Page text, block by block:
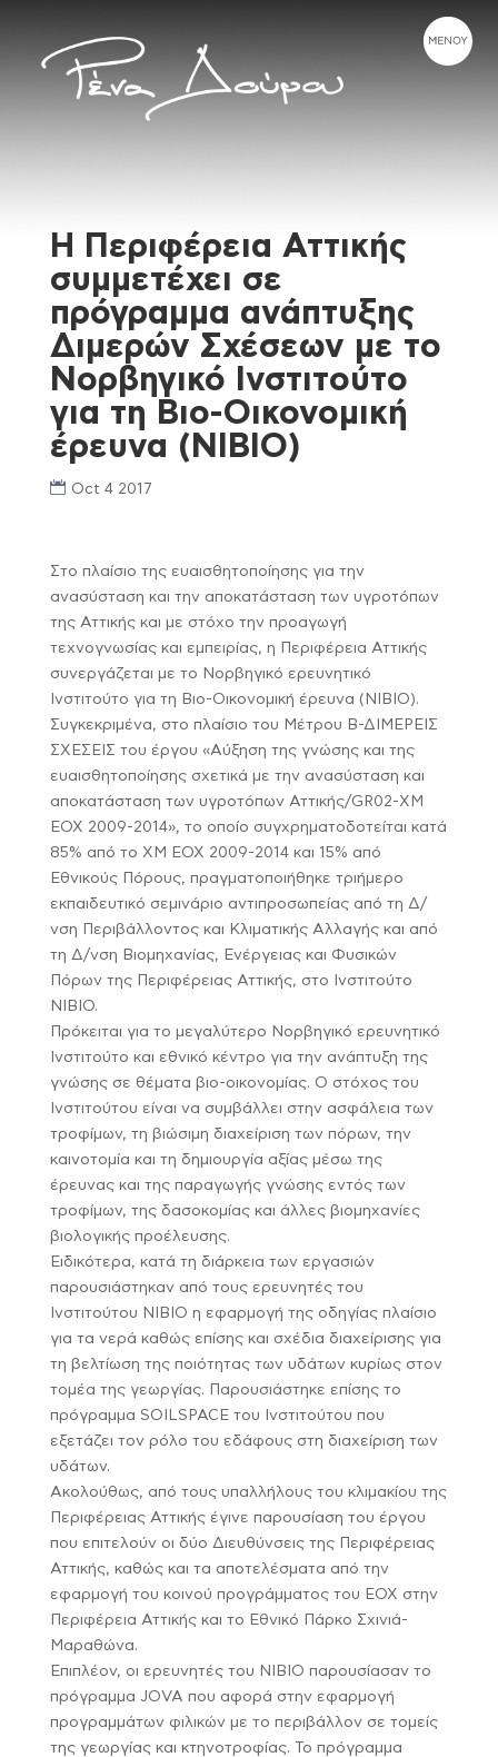
Η Περιφέρεια Αττικής
συμμετέχει σε
πρόγραμμα ανάπτυξης
Διμερών Σχέσεων με το
Νορβηγικό Ινστιτούτο
για τη Βιο-Οικονομική
έρευνα (NIBIO)
Oct 4 2017
Στο πλαίσιο της ευαισθητοποίησης για την
ανασύσταση και την αποκατάσταση των υγροτόπων
της Αττικής και με στόχο την προαγωγή
τεχνογνωσίας και εμπειρίας, η Περιφέρεια Αττικής
συνεργάζεται με το Νορβηγικό ερευνητικό
Ινστιτούτο για τη Βιο-Οικονομική έρευνα (NIBIO).
Συγκεκριμένα, στο πλαίσιο του Μέτρου Β-ΔΙΜΕΡΕΙΣ
ΣΧΕΣΕΙΣ του έργου «Αύξηση της γνώσης και της
ευαισθητοποίησης σχετικά με την ανασύσταση και
αποκατάσταση των υγροτόπων Αττικής/GR02-ΧΜ
ΕΟΧ 2009-2014», το οποίο συγχρηματοδοτείται κατά
85% από το ΧΜ ΕΟΧ 2009-2014 και 15% από
Εθνικούς Πόρους, πραγματοποιήθηκε τριήμερο
εκπαιδευτικό σεμινάριο αντιπροσωπείας από τη Δ/
νση Περιβάλλοντος και Κλιματικής Αλλαγής και από
τη Δ/νση Βιομηχανίας, Ενέργειας και Φυσικών
Πόρων της Περιφέρειας Αττικής, στο Ινστιτούτο
NIBIO.
Πρόκειται για το μεγαλύτερο Νορβηγικό ερευνητικό
Ινστιτούτο και εθνικό κέντρο για την ανάπτυξη της
γνώσης σε θέματα βιο-οικονομίας. Ο στόχος του
Ινστιτούτου είναι να συμβάλλει στην ασφάλεια των
τροφίμων, τη βιώσιμη διαχείριση των πόρων, την
καινοτομία και τη δημιουργία αξίας μέσω της
έρευνας και της παραγωγής γνώσης εντός των
τροφίμων, της δασοκομίας και άλλες βιομηχανίες
βιολογικής προέλευσης.
Ειδικότερα, κατά τη διάρκεια των εργασιών
παρουσιάστηκαν από τους ερευνητές του
Ινστιτούτου NIBIO η εφαρμογή της οδηγίας πλαίσιο
για τα νερά καθώς επίσης και σχέδια διαχείρισης για
τη βελτίωση της ποιότητας των υδάτων κυρίως στον
τομέα της γεωργίας. Παρουσιάστηκε επίσης το
πρόγραμμα SOILSPACE του Ινστιτούτου που
εξετάζει τον ρόλο του εδάφους στη διαχείριση των
υδάτων.
Ακολούθως, από τους υπαλλήλους του κλιμακίου της
Περιφέρειας Αττικής έγινε παρουσίαση του έργου
που επιτελούν οι δύο Διευθύνσεις της Περιφέρειας
Αττικής, καθώς και τα αποτελέσματα από την
εφαρμογή του κοινού προγράμματος του ΕΟΧ στην
Περιφέρεια Αττικής και το Εθνικό Πάρκο Σχινιά-
Μαραθώνα.
Επιπλέον, οι ερευνητές του NIBIO παρουσίασαν το
πρόγραμμα JOVA που αφορά στην εφαρμογή
προγραμμάτων φιλικών με το περιβάλλον σε τομείς
της γεωργίας και κτηνοτροφίας. Το πρόγραμμα